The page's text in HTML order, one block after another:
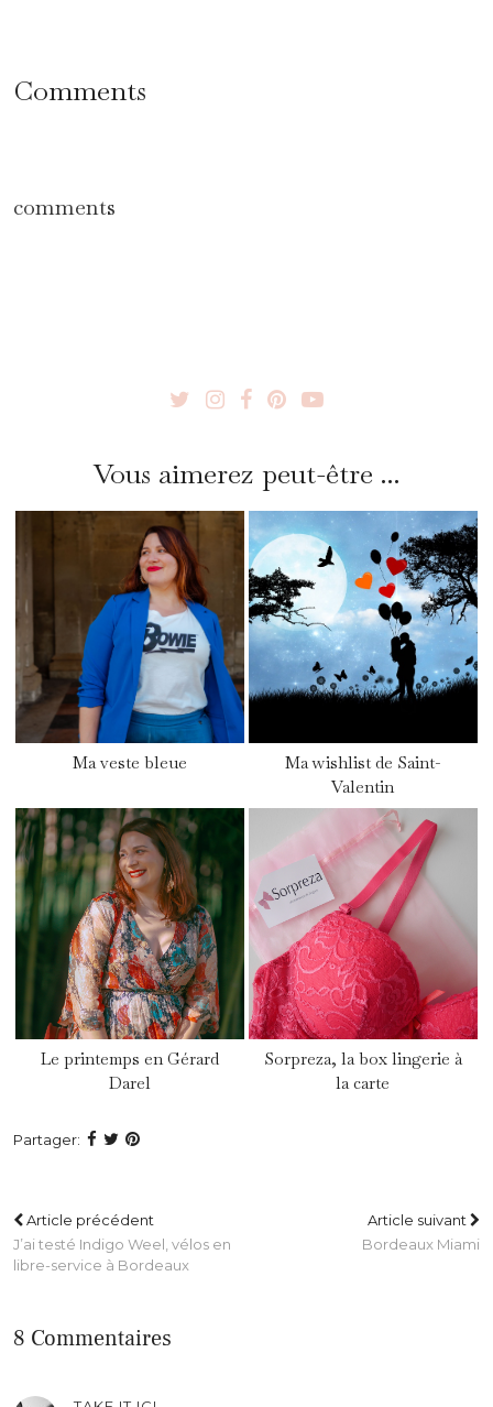
Comments
comments
Vous aimerez peut-être ...
Ma veste bleue
Ma wishlist de Saint-
Valentin
Le printemps en Gérard
Darel
Sorpreza, la box lingerie à
la carte
Partager:
Article précédent
J’ai testé Indigo Weel, vélos en
libre-service à Bordeaux
Article suivant
Bordeaux Miami
8 Commentaires